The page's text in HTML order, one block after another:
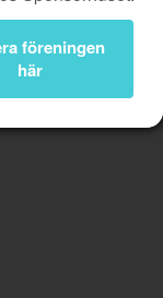
Logga in
föreningen
här